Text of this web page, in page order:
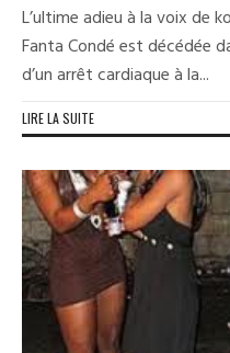
L’ultime adieu à la voix de
Fanta Condé est décédée
d’un arrêt cardiaque à la...
LIRE LA SUITE